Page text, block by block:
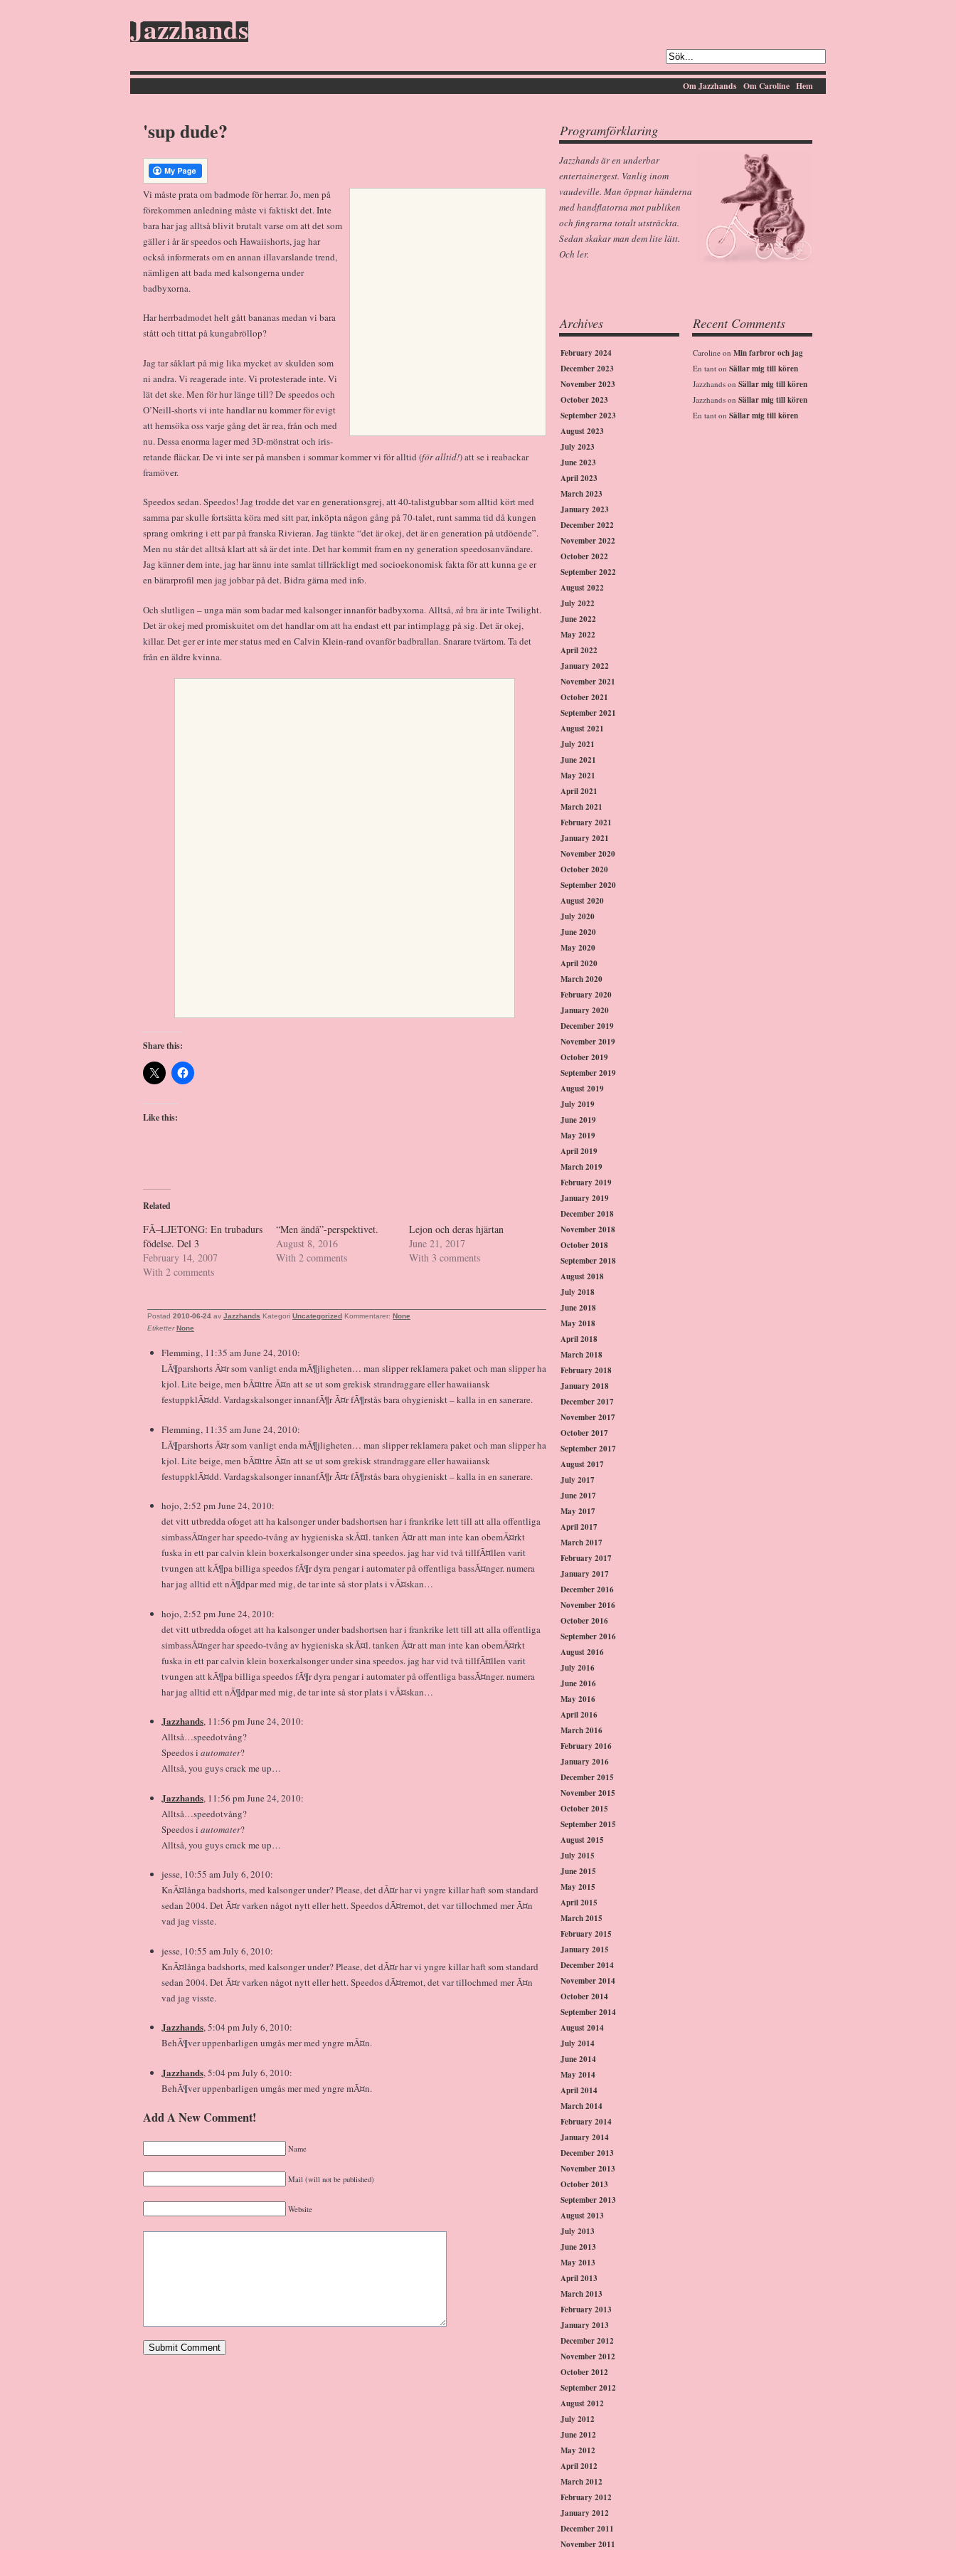
Jazzhands
Hem
Om Caroline
Om Jazzhands
'sup dude?
Vi måste prata om badmode för herrar. Jo, men på
förekommen anledning måste vi faktiskt det. Inte
bara har jag alltså blivit brutalt varse om att det som
gäller i år är speedos och Hawaiishorts, jag har
också informerats om en annan illavarslande trend,
nämligen att bada med kalsongerna under
badbyxorna.
Har herrbadmodet helt gått bananas medan vi bara
stått och tittat på kungabröllop?
Jag tar såklart på mig lika mycket av skulden som
ni andra. Vi reagerade inte. Vi protesterade inte. Vi
lät det ske. Men för hur länge till? De speedos och
O’Neill-shorts vi inte handlar nu kommer för evigt
att hemsöka oss varje gång det är rea, från och med
nu. Dessa enorma lager med 3D-mönstrat och iris-
retande fläckar. De vi inte ser på mansben i sommar kommer vi för alltid (för alltid!) att se i reabackar
framöver.
Speedos sedan. Speedos! Jag trodde det var en generationsgrej, att 40-talistgubbar som alltid kört med
samma par skulle fortsätta köra med sitt par, inköpta någon gång på 70-talet, runt samma tid då kungen
sprang omkring i ett par på franska Rivieran. Jag tänkte “det är okej, det är en generation på utdöende”.
Men nu står det alltså klart att så är det inte. Det har kommit fram en ny generation speedosanvändare.
Jag känner dem inte, jag har ännu inte samlat tillräckligt med socioekonomisk fakta för att kunna ge er
en bärarprofil men jag jobbar på det. Bidra gärna med info.
Och slutligen – unga män som badar med kalsonger innanför badbyxorna. Alltså, så bra är inte Twilight.
Det är okej med promiskuitet om det handlar om att ha endast ett par intimplagg på sig. Det är okej,
killar. Det ger er inte mer status med en Calvin Klein-rand ovanför badbrallan. Snarare tvärtom. Ta det
från en äldre kvinna.
Share this:
Like this:
Related
FÃ–LJETONG: En trubadurs
födelse. Del 3
February 14, 2007
With 2 comments
“Men ändå”-perspektivet.
August 8, 2016
With 2 comments
Lejon och deras hjärtan
June 21, 2017
With 3 comments
Postad 2010-06-24 av Jazzhands Kategori Uncategorized Kommentarer: None
Etiketter None
Flemming, 11:35 am June 24, 2010:
LÃ¶parshorts Ã¤r som vanligt enda mÃ¶jligheten… man slipper reklamera paket och man slipper ha
kjol. Lite beige, men bÃ¤ttre Ã¤n att se ut som grekisk strandraggare eller hawaiiansk
festuppklÃ¤dd. Vardagskalsonger innanfÃ¶r Ã¤r fÃ¶rstås bara ohygieniskt – kalla in en sanerare.
Flemming, 11:35 am June 24, 2010:
LÃ¶parshorts Ã¤r som vanligt enda mÃ¶jligheten… man slipper reklamera paket och man slipper ha
kjol. Lite beige, men bÃ¤ttre Ã¤n att se ut som grekisk strandraggare eller hawaiiansk
festuppklÃ¤dd. Vardagskalsonger innanfÃ¶r Ã¤r fÃ¶rstås bara ohygieniskt – kalla in en sanerare.
hojo, 2:52 pm June 24, 2010:
det vitt utbredda ofoget att ha kalsonger under badshortsen har i frankrike lett till att alla offentliga
simbassÃ¤nger har speedo-tvång av hygieniska skÃ¤l. tanken Ã¤r att man inte kan obemÃ¤rkt
fuska in ett par calvin klein boxerkalsonger under sina speedos. jag har vid två tillfÃ¤llen varit
tvungen att kÃ¶pa billiga speedos fÃ¶r dyra pengar i automater på offentliga bassÃ¤nger. numera
har jag alltid ett nÃ¶dpar med mig, de tar inte så stor plats i vÃ¤skan…
hojo, 2:52 pm June 24, 2010:
det vitt utbredda ofoget att ha kalsonger under badshortsen har i frankrike lett till att alla offentliga
simbassÃ¤nger har speedo-tvång av hygieniska skÃ¤l. tanken Ã¤r att man inte kan obemÃ¤rkt
fuska in ett par calvin klein boxerkalsonger under sina speedos. jag har vid två tillfÃ¤llen varit
tvungen att kÃ¶pa billiga speedos fÃ¶r dyra pengar i automater på offentliga bassÃ¤nger. numera
har jag alltid ett nÃ¶dpar med mig, de tar inte så stor plats i vÃ¤skan…
Jazzhands, 11:56 pm June 24, 2010:
Alltså…speedotvång?
Speedos i automater?
Alltså, you guys crack me up…
Jazzhands, 11:56 pm June 24, 2010:
Alltså…speedotvång?
Speedos i automater?
Alltså, you guys crack me up…
jesse, 10:55 am July 6, 2010:
KnÃ¤långa badshorts, med kalsonger under? Please, det dÃ¤r har vi yngre killar haft som standard
sedan 2004. Det Ã¤r varken något nytt eller hett. Speedos dÃ¤remot, det var tillochmed mer Ã¤n
vad jag visste.
jesse, 10:55 am July 6, 2010:
KnÃ¤långa badshorts, med kalsonger under? Please, det dÃ¤r har vi yngre killar haft som standard
sedan 2004. Det Ã¤r varken något nytt eller hett. Speedos dÃ¤remot, det var tillochmed mer Ã¤n
vad jag visste.
Jazzhands, 5:04 pm July 6, 2010:
BehÃ¶ver uppenbarligen umgås mer med yngre mÃ¤n.
Jazzhands, 5:04 pm July 6, 2010:
BehÃ¶ver uppenbarligen umgås mer med yngre mÃ¤n.
Add A New Comment!
Name
Mail (will not be published)
Website
Programförklaring
Jazzhands är en underbar
entertainergest. Vanlig inom
vaudeville. Man öppnar händerna
med handflatorna mot publiken
och fingrarna totalt utsträckta.
Sedan skakar man dem lite lätt.
Och ler.
Archives
February 2024
December 2023
November 2023
October 2023
September 2023
August 2023
July 2023
June 2023
April 2023
March 2023
January 2023
December 2022
November 2022
October 2022
September 2022
August 2022
July 2022
June 2022
May 2022
April 2022
January 2022
November 2021
October 2021
September 2021
August 2021
July 2021
June 2021
May 2021
April 2021
March 2021
February 2021
January 2021
November 2020
October 2020
September 2020
August 2020
July 2020
June 2020
May 2020
April 2020
March 2020
February 2020
January 2020
December 2019
November 2019
October 2019
September 2019
August 2019
July 2019
June 2019
May 2019
April 2019
March 2019
February 2019
January 2019
December 2018
November 2018
October 2018
September 2018
August 2018
July 2018
June 2018
May 2018
April 2018
March 2018
February 2018
January 2018
December 2017
November 2017
October 2017
September 2017
August 2017
July 2017
June 2017
May 2017
April 2017
March 2017
February 2017
January 2017
December 2016
November 2016
October 2016
September 2016
August 2016
July 2016
June 2016
May 2016
April 2016
March 2016
February 2016
January 2016
December 2015
November 2015
October 2015
September 2015
August 2015
July 2015
June 2015
May 2015
April 2015
March 2015
February 2015
January 2015
December 2014
November 2014
October 2014
September 2014
August 2014
July 2014
June 2014
May 2014
April 2014
March 2014
February 2014
January 2014
December 2013
November 2013
October 2013
September 2013
August 2013
July 2013
June 2013
May 2013
April 2013
March 2013
February 2013
January 2013
December 2012
November 2012
October 2012
September 2012
August 2012
July 2012
June 2012
May 2012
April 2012
March 2012
February 2012
January 2012
December 2011
November 2011
Recent Comments
Caroline on Min farbror och jag
En tant on Sällar mig till kören
Jazzhands on Sällar mig till kören
Jazzhands on Sällar mig till kören
En tant on Sällar mig till kören